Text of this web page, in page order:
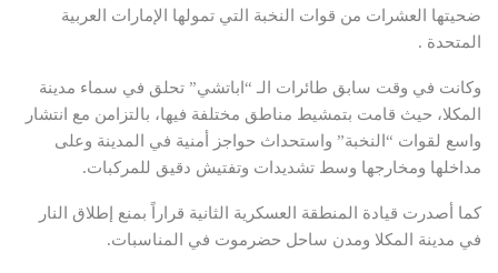
ضحيتها العشرات من قوات النخبة التي تمولها الإمارات العربية
المتحدة .
وكانت في وقت سابق طائرات الـ “اباتشي” تحلق في سماء مدينة
المكلا، حيث قامت بتمشيط مناطق مختلفة فيها، بالتزامن مع انتشار
واسع لقوات “النخبة” واستحداث حواجز أمنية في المدينة وعلى
مداخلها ومخارجها وسط تشديدات وتفتيش دقيق للمركبات.
كما أصدرت قيادة المنطقة العسكرية الثانية قراراً بمنع إطلاق النار
في مدينة المكلا ومدن ساحل حضرموت في المناسبات.